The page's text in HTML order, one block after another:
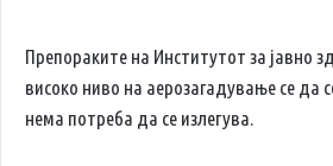
Препораките на Институтот за јавно
високо ниво на аерозагадување се да
нема потреба да се излегува.